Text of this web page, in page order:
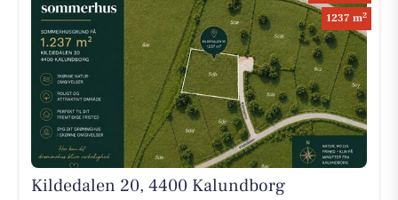
1237 m2
Kildedalen 20, 4400 Kalundborg